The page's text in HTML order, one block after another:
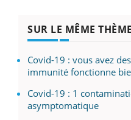
SUR LE MÊME THÈME
Covid-19 : vous avez
immunité fonctionne
Covid-19 : 1
asymptomatique